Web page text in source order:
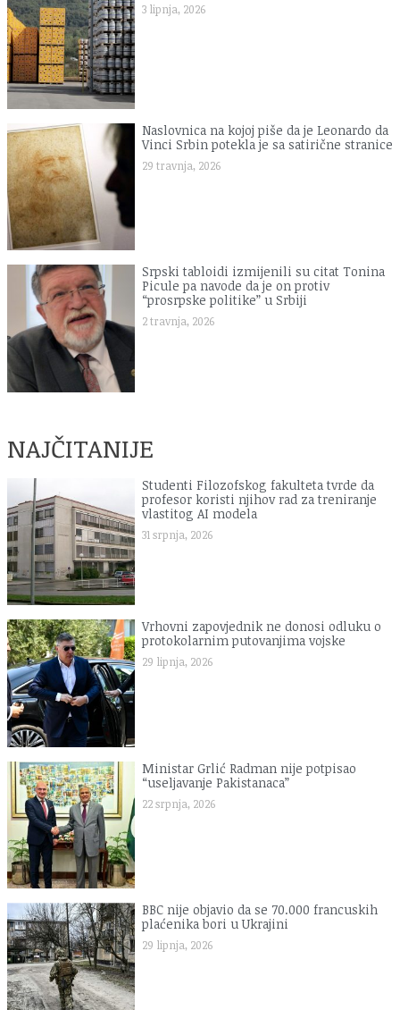
3 lipnja, 2026
Naslovnica na kojoj piše da je Leonardo da
Vinci Srbin potekla je sa satirične stranice
29 travnja, 2026
Srpski tabloidi izmijenili su citat Tonina
Picule pa navode da je on protiv
“prosrpske politike” u Srbiji
2 travnja, 2026
NAJČITANIJE
Studenti Filozofskog fakulteta tvrde da
profesor koristi njihov rad za treniranje
vlastitog AI modela
31 srpnja, 2026
Vrhovni zapovjednik ne donosi odluku o
protokolarnim putovanjima vojske
29 lipnja, 2026
Ministar Grlić Radman nije potpisao
“useljavanje Pakistanaca”
22 srpnja, 2026
BBC nije objavio da se 70.000 francuskih
plaćenika bori u Ukrajini
29 lipnja, 2026